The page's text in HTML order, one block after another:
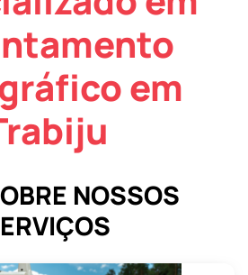
em
NOSSOS